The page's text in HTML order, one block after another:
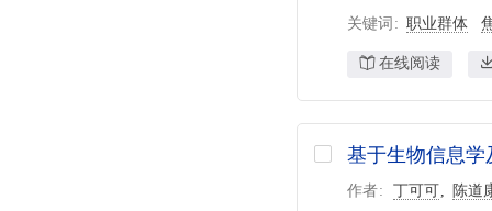
关键词 职业群体
在线阅读
基于生物信息
作者 丁可可 陈道